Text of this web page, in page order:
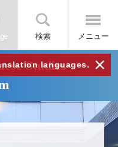
検索 メニュー
languages. ×
Studies